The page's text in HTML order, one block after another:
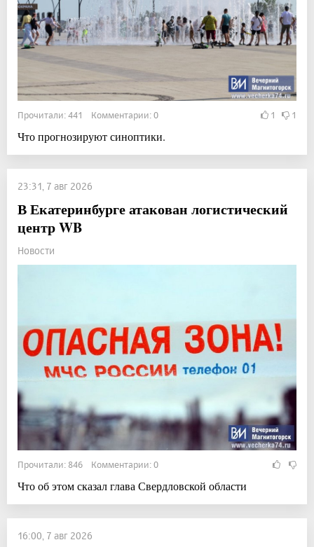
Прочитали: 441 Комментарии: 0 1 1
Что прогнозируют синоптики.
23:31, 7 авг 2026
В Екатеринбурге атакован логистический
центр WB
Новости
Прочитали: 846 Комментарии: 0
Что об этом сказал глава Свердловской области
16:00, 7 авг 2026